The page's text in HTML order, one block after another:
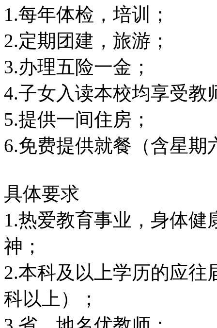
1.每年体检，培训；
2.定期团建，旅游；
3.办理五险一金；
4.子女入读本校均享受教
5.提供一间住房；
6.免费提供就餐（含星期
具体要求
1.热爱教育事业，身体
神；
2.本科及以上学历的应
科以上）；